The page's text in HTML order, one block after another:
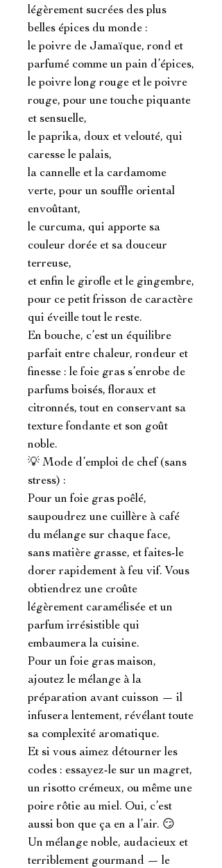
légèrement sucrées des plus
belles épices du monde :
le poivre de Jamaïque, rond et
parfumé comme un pain d’épices,
le poivre long rouge et le poivre
rouge, pour une touche piquante
et sensuelle,
le paprika, doux et velouté, qui
caresse le palais,
la cannelle et la cardamome
verte, pour un souffle oriental
envoûtant,
le curcuma, qui apporte sa
couleur dorée et sa douceur
terreuse,
et enfin le girofle et le gingembre,
pour ce petit frisson de caractère
qui éveille tout le reste.
En bouche, c’est un équilibre
parfait entre chaleur, rondeur et
finesse : le foie gras s’enrobe de
parfums boisés, floraux et
citronnés, tout en conservant sa
texture fondante et son goût
noble.
💡 Mode d’emploi de chef (sans
stress) :
Pour un foie gras poêlé,
saupoudrez une cuillère à café
du mélange sur chaque face,
sans matière grasse, et faites-le
dorer rapidement à feu vif. Vous
obtiendrez une croûte
légèrement caramélisée et un
parfum irrésistible qui
embaumera la cuisine.
Pour un foie gras maison,
ajoutez le mélange à la
préparation avant cuisson — il
infusera lentement, révélant toute
sa complexité aromatique.
Et si vous aimez détourner les
codes : essayez-le sur un magret,
un risotto crémeux, ou même une
poire rôtie au miel. Oui, c’est
aussi bon que ça en a l’air. 😏
Un mélange noble, audacieux et
terriblement gourmand — le